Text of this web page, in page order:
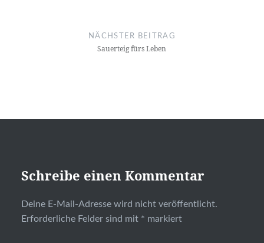
NÄCHSTER BEITRAG
Sauerteig fürs Leben
Schreibe einen Kommentar
Deine E-Mail-Adresse wird nicht veröffentlicht.
Erforderliche Felder sind mit * markiert